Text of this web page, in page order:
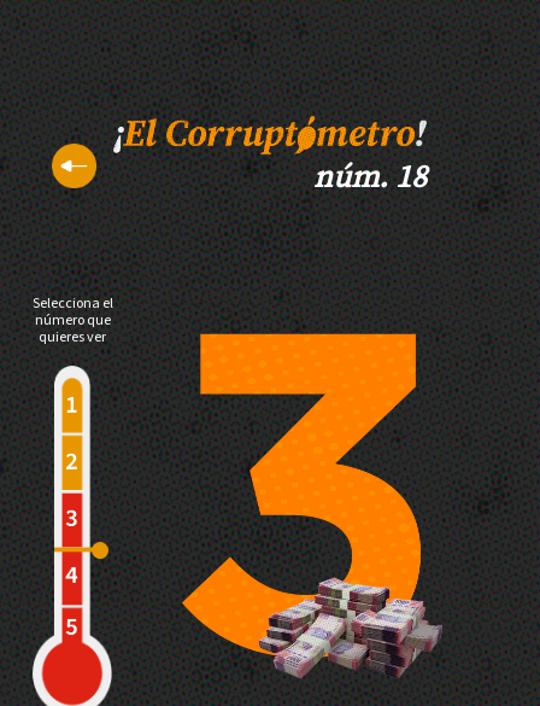
núm. 18
Selecciona el
número que
quieres ver